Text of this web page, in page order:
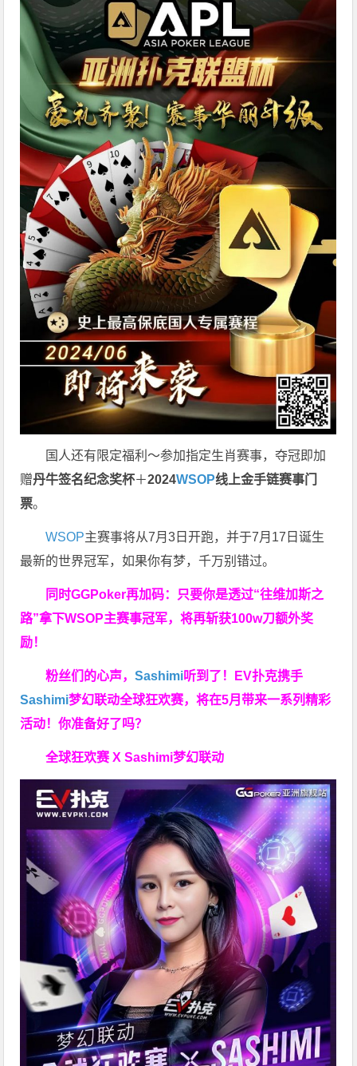
国人还有限定福利～参加指定生肖赛事，夺冠即加
赠丹牛签名纪念奖杯＋2024WSOP线上金手链赛事门
票。
WSOP主赛事将从7月3日开跑，并于7月17日诞生
最新的世界冠军，如果你有梦，千万别错过。
同时GGPoker再加码：只要你是透过“往维加斯之
路”拿下WSOP主赛事冠军，将再斩获100w刀额外奖
励！
粉丝们的心声，Sashimi听到了！EV扑克携手
Sashimi梦幻联动全球狂欢赛，将在5月带来一系列精彩
活动！你准备好了吗？
全球狂欢赛 X Sashimi梦幻联动